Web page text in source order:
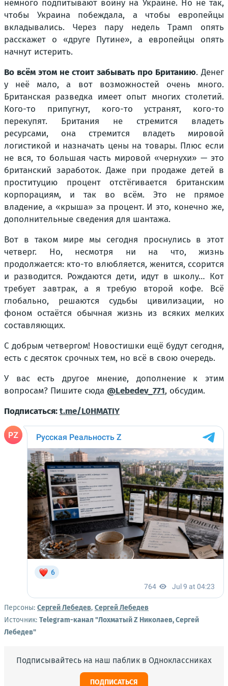
немного подпитывают войну на Украине. Но не так,
чтобы Украина побеждала, а чтобы европейцы
вкладывались. Через пару недель Трамп опять
расскажет о «друге Путине», а европейцы опять
начнут истерить.
Во всём этом не стоит забывать про Британию. Денег
у неё мало, а вот возможностей очень много.
Британская разведка имеет опыт многих столетий.
Кого-то припугнут, кого-то устранят, кого-то
перекупят. Британия не стремится владеть
ресурсами, она стремится владеть мировой
логистикой и назначать цены на товары. Плюс если
не вся, то большая часть мировой «чернухи» — это
британский заработок. Даже при продаже детей в
проституцию процент отстёгивается британским
корпорациям, и так во всём. Это не прямое
владение, а «крыша» за процент. И это, конечно же,
дополнительные сведения для шантажа.
Вот в таком мире мы сегодня проснулись в этот
четверг. Но, несмотря ни на что, жизнь
продолжается: кто-то влюбляется, женится, ссорится
и разводится. Рождаются дети, идут в школу… Кот
требует завтрак, а я требую второй кофе. Всё
глобально, решаются судьбы цивилизации, но
фоном остаётся обычная жизнь из всяких мелких
составляющих.
С добрым четвергом! Новостишки ещё будут сегодня,
есть с десяток срочных тем, но всё в свою очередь.
У вас есть другое мнение, дополнение к этим
вопросам? Пишите сюда @Lebedev_771, обсудим.
Подписаться:t.me/L0HMATIY
Персоны: Сергей Лебедев, Сергей Лебедев
Источник: Telegram-канал "Лохматый Z Николаев, Сергей
Лебедев"
Подписывайтесь на наш паблик в Одноклассниках
ПОДПИСАТЬСЯ